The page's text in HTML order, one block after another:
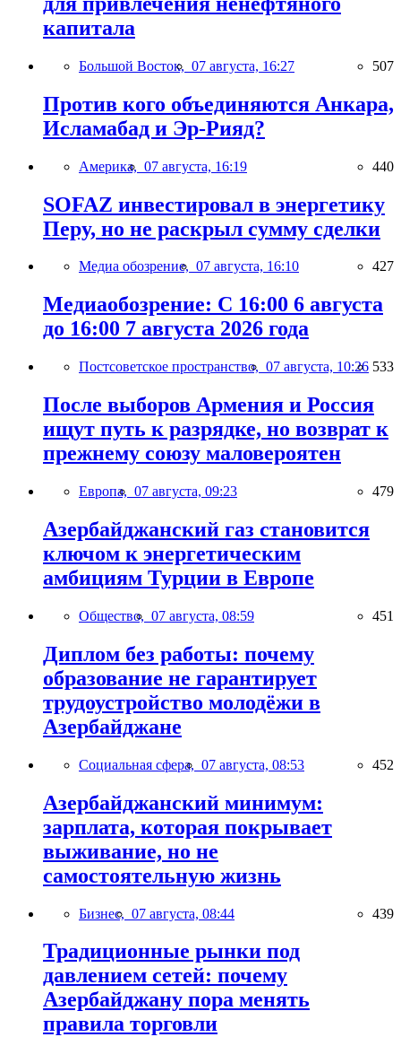
капитала
Большой Восток, 07 августа, 16:27 507
Против кого объединяются Анкара,
Исламабад и Эр-Рияд?
Америка, 07 августа, 16:19 440
SOFAZ инвестировал в энергетику
Перу, но не раскрыл сумму сделки
Медиа обозрение, 07 августа, 16:10 427
Медиаобозрение: С 16:00 6 августа
до 16:00 7 августа 2026 года
Постсоветское пространство, 07 августа, 10:26 533
После выборов Армения и Россия
ищут путь к разрядке, но возврат к
прежнему союзу маловероятен
Европа, 07 августа, 09:23 479
Азербайджанский газ становится
ключом к энергетическим
амбициям Турции в Европе
Общество, 07 августа, 08:59 451
Диплом без работы: почему
образование не гарантирует
трудоустройство молодёжи в
Азербайджане
Социальная сфера, 07 августа, 08:53 452
Азербайджанский минимум:
зарплата, которая покрывает
выживание, но не
самостоятельную жизнь
Бизнес, 07 августа, 08:44 439
Традиционные рынки под
давлением сетей: почему
Азербайджану пора менять
правила торговли